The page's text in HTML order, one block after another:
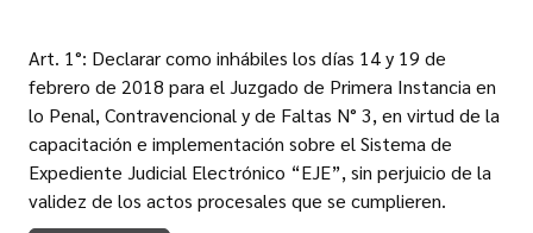
Art. 1°: Declarar como inhábiles los días 14 y 19 de
febrero de 2018 para el Juzgado de Primera Instancia en
lo Penal, Contravencional y de Faltas N° 3, en virtud de la
capacitación e implementación sobre el Sistema de
Expediente Judicial Electrónico “EJE”, sin perjuicio de la
validez de los actos procesales que se cumplieren.